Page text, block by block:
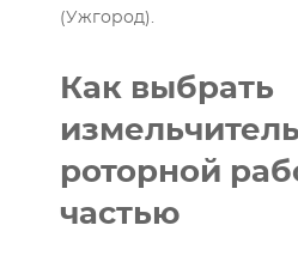
(Ужгород).
Как выбрать
роторной
частью